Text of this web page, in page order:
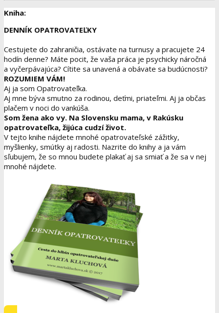
Kniha:
DENNÍK OPATROVATEĽKY
Cestujete do zahraničia, ostávate na turnusy a pracujete 24
hodín denne? Máte pocit, že vaša práca je psychicky náročná
a vyčerpávajúca? Cítite sa unavená a obávate sa budúcnosti?
ROZUMIEM VÁM!
Aj ja som Opatrovateľka.
Aj mne býva smutno za rodinou, deťmi, priateľmi. Aj ja občas
plačem v noci do vankúša.
Som žena ako vy. Na Slovensku mama, v Rakúsku
opatrovateľka, žijúca cudzí život.
V tejto knihe nájdete mnohé opatrovateľské zážitky,
myšlienky, smútky aj radosti. Nazrite do knihy a ja vám
sľubujem, že so mnou budete plakať aj sa smiať a že sa v nej
mnohé nájdete.